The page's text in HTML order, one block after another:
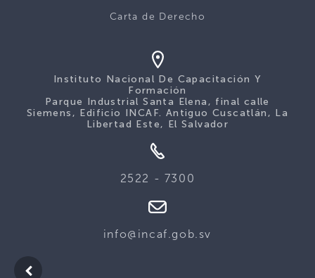
Carta de Derecho
Instituto Nacional De Capacitación Y
Formación
Parque Industrial Santa Elena, final calle
Siemens, Edificio INCAF. Antiguo Cuscatlán, La
Libertad Este, El Salvador
2522 - 7300
info@incaf.gob.sv